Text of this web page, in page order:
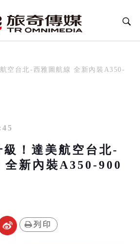
空台北-西雅圖航線 全新內裝A350-
級！達美航空台北-
全新內裝A350-900
列印